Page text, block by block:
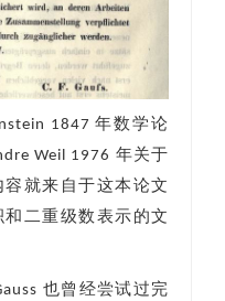
1847 年数学论
Weil 1976 年关于
容就来自于这本论文
二重级数表示的文
也曾经尝试过完